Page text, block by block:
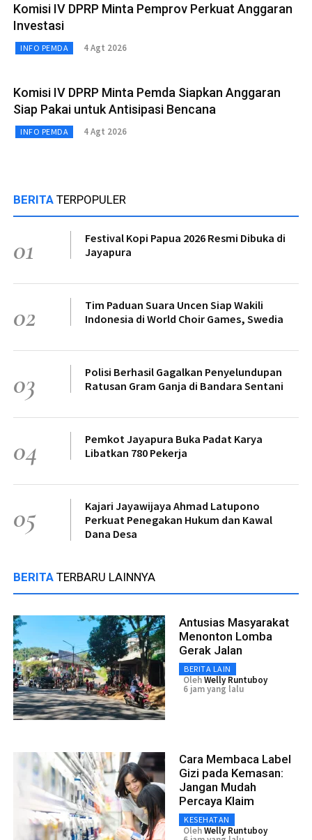
Komisi IV DPRP Minta Pemprov Perkuat Anggaran
Investasi
INFO PEMDA 4 Agt 2026
Komisi IV DPRP Minta Pemda Siapkan Anggaran
Siap Pakai untuk Antisipasi Bencana
INFO PEMDA 4 Agt 2026
BERITA TERPOPULER
01
Festival Kopi Papua 2026 Resmi Dibuka di
Jayapura
02
Tim Paduan Suara Uncen Siap Wakili
Indonesia di World Choir Games, Swedia
03
Polisi Berhasil Gagalkan Penyelundupan
Ratusan Gram Ganja di Bandara Sentani
04
Pemkot Jayapura Buka Padat Karya
Libatkan 780 Pekerja
05
Kajari Jayawijaya Ahmad Latupono
Perkuat Penegakan Hukum dan Kawal
Dana Desa
BERITA TERBARU LAINNYA
Antusias Masyarakat
Menonton Lomba
Gerak Jalan
BERITA LAIN
OlehWelly Runtuboy
6 jam yang lalu
Cara Membaca Label
Gizi pada Kemasan:
Jangan Mudah
Percaya Klaim
KESEHATAN
OlehWelly Runtuboy